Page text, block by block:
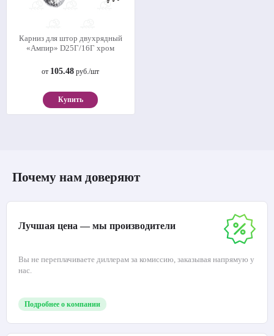
Карниз для штор двухрядный
«Ампир» D25Г/16Г хром
от 105.48 руб./шт
Купить
Почему нам доверяют
Лучшая цена — мы производители
Вы не переплачиваете диллерам за комиссию, заказывая напрямую у
нас.
Подробнее о компании